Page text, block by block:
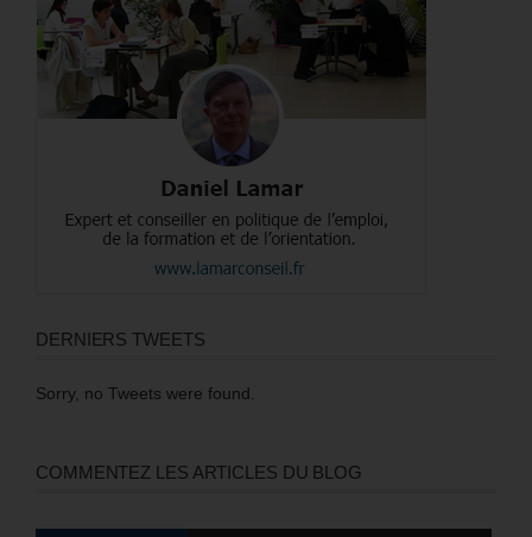
DERNIERS TWEETS
Sorry, no Tweets were found.
COMMENTEZ LES ARTICLES DU BLOG